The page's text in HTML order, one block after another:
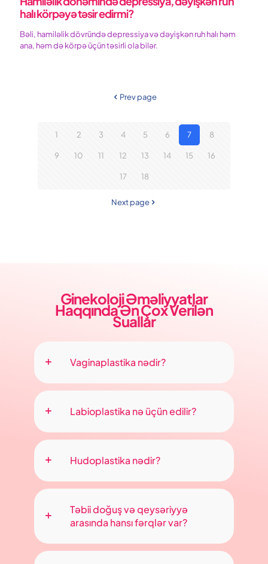
halı körpəyə təsir edirmi?
Bəli, hamiləlik dövründə depressiya və dəyişkən ruh halı həm
ana, həm də körpə üçün təsirli ola bilər.
Prev page
1 2 3 4 5 6 7 8
9 10 11 12 13 14 15 16
17 18
Next page
Ginekoloji Əməliyyatlar
Haqqında Ən Çox Verilən
Suallar
Vaginaplastika nədir?
Labioplastika nə üçün edilir?
Hudoplastika nədir?
Təbii doğuş və qeysəriyyə
arasında hansı fərqlər var?